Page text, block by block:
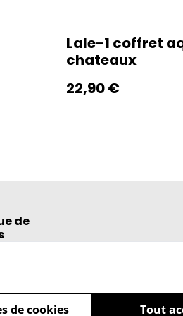
Lale-1 coffret
chateaux
22,90 €
de
Tout
de cookies